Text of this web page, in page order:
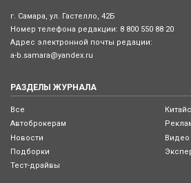
г. Самара, ул. Гастелло, 42Б
Номер телефона редакции: 8 800 550 88 20
Адрес электронной почты редации:
a-b.samara@yandex.ru
РАЗДЕЛЫ ЖУРНАЛА
Все
Автоброкерам
Новости
Подборки
Тест-драйвы
Видео